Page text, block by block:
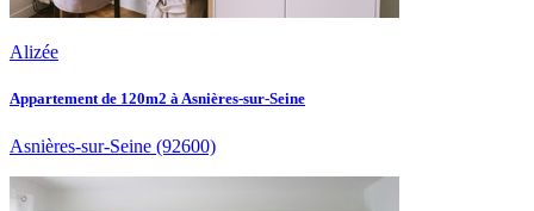
Alizée
Appartement de 120m2 à Asnières-sur-Seine
Asnières-sur-Seine (92600)